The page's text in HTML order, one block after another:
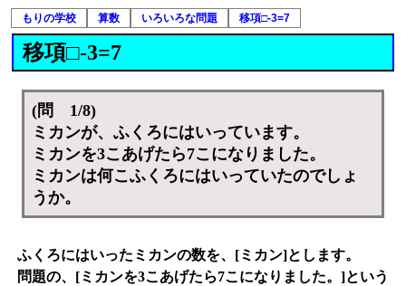
もりの学校 算数 いろいろな問題 移項□-3=7
移項□-3=7
(問 1/8)
ミカンが、ふくろにはいっています。
ミカンを3こあげたら7こになりました。
ミカンは何こふくろにはいっていたのでしょ
うか。
ふくろにはいったミカンの数を、[ミカン]とします。
問題の、[ミカンを3こあげたら7こになりました。]という